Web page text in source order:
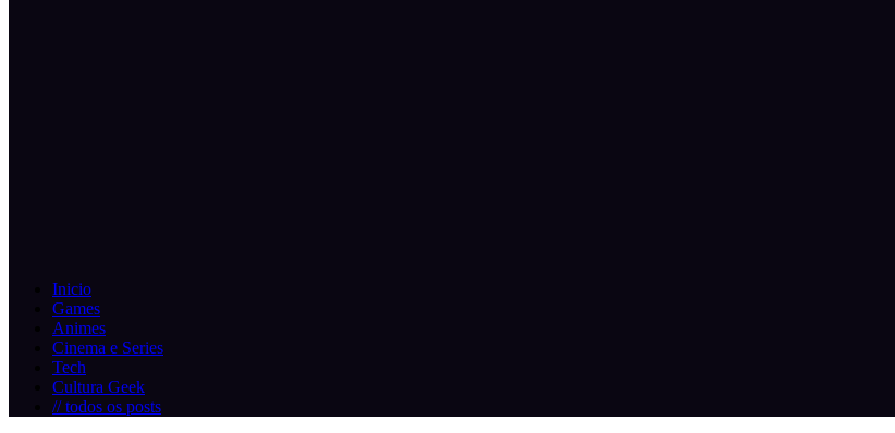
Inicio
Games
Animes
Cinema e Series
Tech
Cultura Geek
// todos os posts